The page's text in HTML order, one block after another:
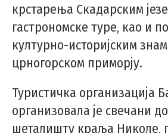
крстарења Скадарским
гастрономске туре, као и
културно-историјским
црногорском приморју.
Туристичка организација
организовала је свечани
шеталишту краља Николе,